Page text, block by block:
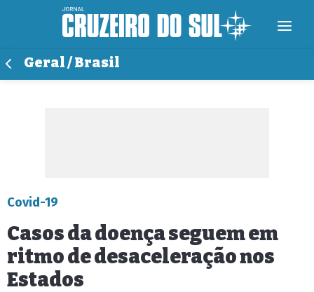
Geral / Brasil
Covid-19
Casos da doença seguem em
ritmo de desaceleração nos
Estados